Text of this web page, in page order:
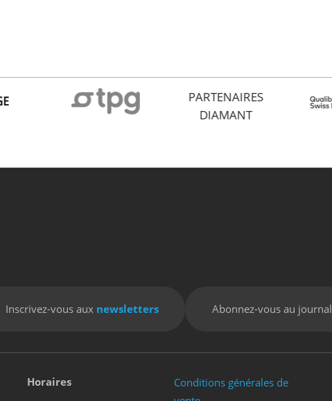
PARTENAIRES
DIAMANT
Inscrivez-vous aux newsletters Abonnez-vous au journal
Horaires
Conditions générales de